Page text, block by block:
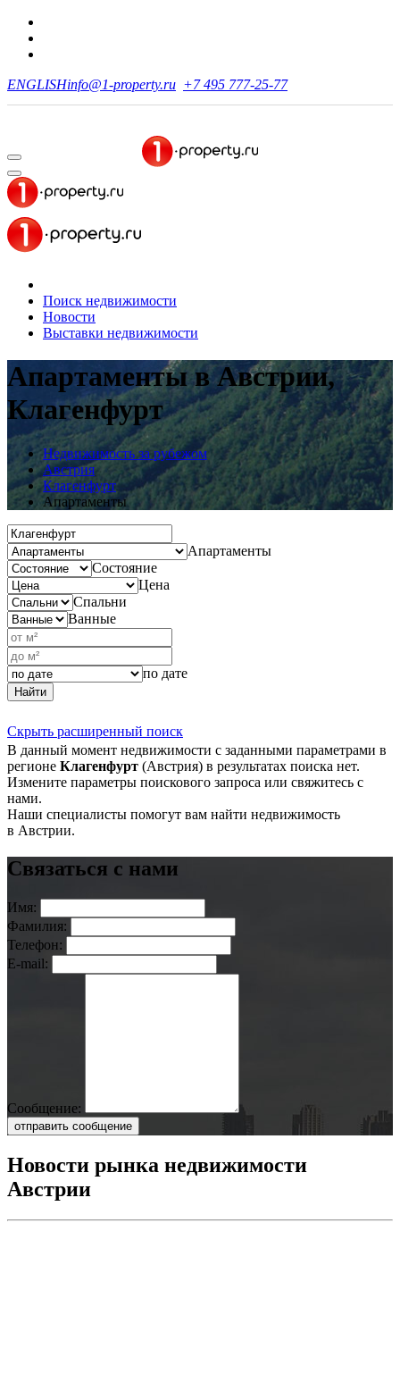
ENGLISHinfo@1-property.ru +7 495 777-25-77
Поиск недвижимости
Новости
Выставки недвижимости
Апартаменты в Австрии,
Клагенфурт
Недвижимость за рубежом
Австрия
Клагенфурт
Апартаменты
Апартаменты
Состояние
Цена
Спальни
Ванные
по дате
Найти
Скрыть расширенный поиск
В данный момент недвижимости с заданными параметрами в
регионе Клагенфурт (Австрия) в результатах поиска нет.
Измените параметры поискового запроса или свяжитесь с
нами.
Наши специалисты помогут вам найти недвижимость
в Австрии.
Связаться с нами
Имя:
Фамилия:
Телефон:
E-mail:
Сообщение:
отправить сообщение
Новости рынка недвижимости
Австрии